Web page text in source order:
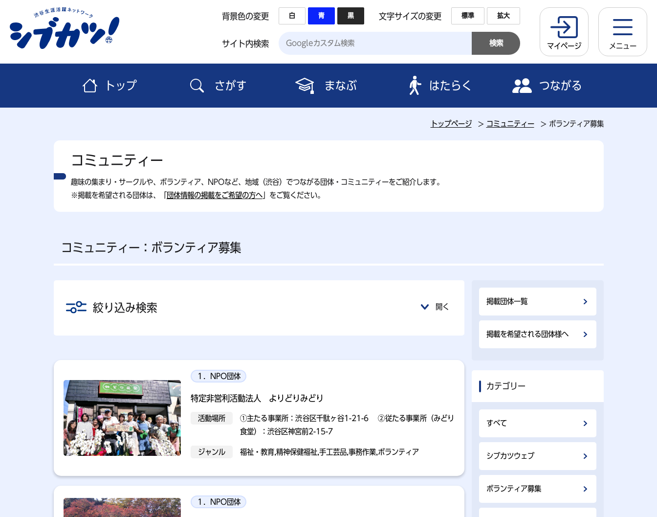
背景色の変更 白 青 黒 文字サイズの変更 標準 拡大
サイト内検索 マイページ メニュー
トップ さがす まなぶ はたらく つながる
トップページ コミュニティー ボランティア募集
コミュニティー
趣味の集まり・サークルや、ボランティア、NPOなど、地域（渋谷）でつながる団体・コミュニティーをご紹介します。
※掲載を希望される団体は、「
団体情報の掲載をご希望の方へ」をご覧ください。
コミュニティー：ボランティア募集
絞り込み検索 開く
１．NPO団体
特定非営利活動法人 よりどりみどり
活動場所
①主たる事業所：渋谷区千駄ヶ谷1-21-6 ②従たる事業所（みどり
食堂）：渋谷区神宮前2-15-7
ジャンル 福祉・教育,精神保健福祉,手工芸品,事務作業,ボランティア
１．NPO団体
掲載団体⼀覧
掲載を希望される団体様へ
カテゴリー
すべて
シブカツウェブ
ボランティア募集